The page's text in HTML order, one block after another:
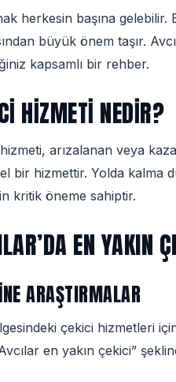
herkesin başına
büyük önem taşır.
kapsamlı bir rehber.
HIZMETI NEDIR?
arızalanan veya
bir hizmettir. Yolda kalma
kritik öneme sahiptir.
EN YAKIN
ARAŞTIRMALAR
çekici hizmetleri
en yakın çekici”